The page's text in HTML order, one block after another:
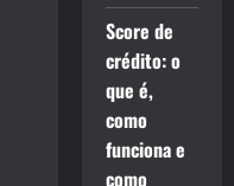
Score de
crédito: o
que é,
como
funciona e
como